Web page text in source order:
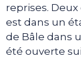
reprises.
est dans un
de Bâle dans
été ouverte